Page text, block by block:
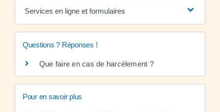
Services en ligne et formulaires
Questions ? Réponses !
Que faire en cas de harcèlement ?
Pour en savoir plus